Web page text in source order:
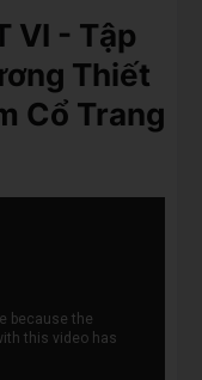
VI - Tập
Thiết
Cổ Trang